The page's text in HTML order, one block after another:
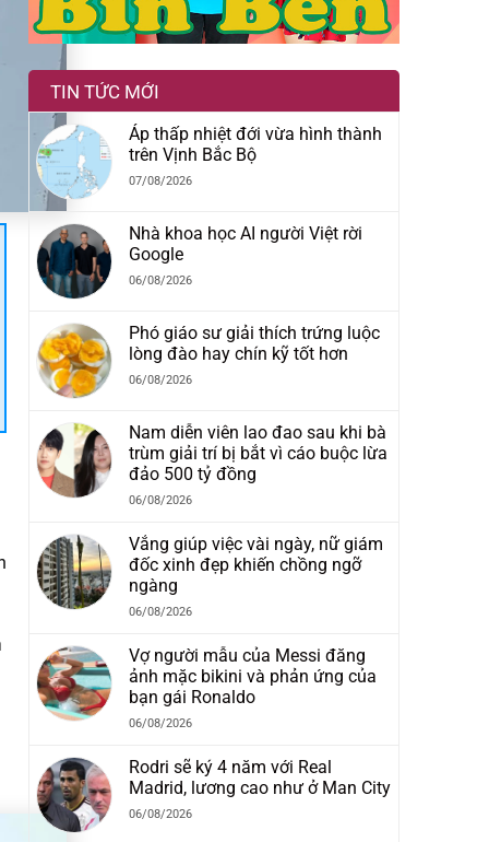
TIN TỨC MỚI
Áp thấp nhiệt đới vừa hình thành
trên Vịnh Bắc Bộ
07/08/2026
Nhà khoa học AI người Việt rời
Google
06/08/2026
Phó giáo sư giải thích trứng luộc
lòng đào hay chín kỹ tốt hơn
06/08/2026
Nam diễn viên lao đao sau khi bà
trùm giải trí bị bắt vì cáo buộc lừa
đảo 500 tỷ đồng
06/08/2026
Vắng giúp việc vài ngày, nữ giám
đốc xinh đẹp khiến chồng ngỡ
ngàng
06/08/2026
Vợ người mẫu của Messi đăng
ảnh mặc bikini và phản ứng của
bạn gái Ronaldo
06/08/2026
Rodri sẽ ký 4 năm với Real
Madrid, lương cao như ở Man City
06/08/2026